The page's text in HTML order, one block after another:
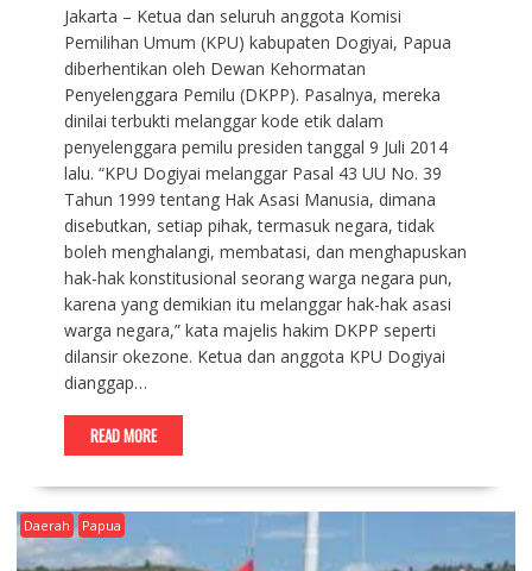
Jakarta – Ketua dan seluruh anggota Komisi
Pemilihan Umum (KPU) kabupaten Dogiyai, Papua
diberhentikan oleh Dewan Kehormatan
Penyelenggara Pemilu (DKPP). Pasalnya, mereka
dinilai terbukti melanggar kode etik dalam
penyelenggara pemilu presiden tanggal 9 Juli 2014
lalu. “KPU Dogiyai melanggar Pasal 43 UU No. 39
Tahun 1999 tentang Hak Asasi Manusia, dimana
disebutkan, setiap pihak, termasuk negara, tidak
boleh menghalangi, membatasi, dan menghapuskan
hak-hak konstitusional seorang warga negara pun,
karena yang demikian itu melanggar hak-hak asasi
warga negara,” kata majelis hakim DKPP seperti
dilansir okezone. Ketua dan anggota KPU Dogiyai
dianggap…
READ MORE
Daerah Papua